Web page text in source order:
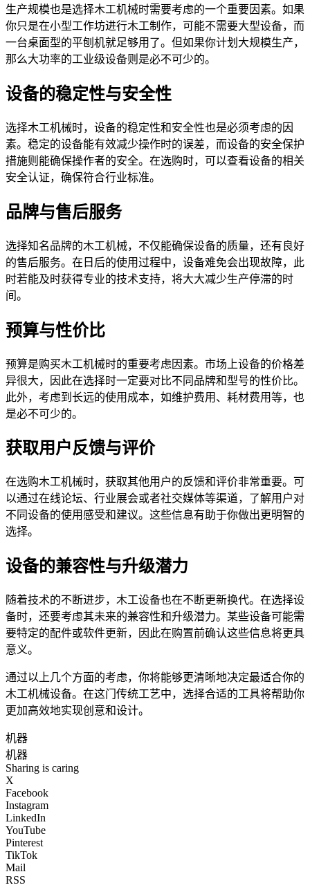
生产规模也是选择木工机械时需要考虑的一个重要因素。如果
你只是在小型工作坊进行木工制作，可能不需要大型设备，而
一台桌面型的平刨机就足够用了。但如果你计划大规模生产，
那么大功率的工业级设备则是必不可少的。
设备的稳定性与安全性
选择木工机械时，设备的稳定性和安全性也是必须考虑的因
素。稳定的设备能有效减少操作时的误差，而设备的安全保护
措施则能确保操作者的安全。在选购时，可以查看设备的相关
安全认证，确保符合行业标准。
品牌与售后服务
选择知名品牌的木工机械，不仅能确保设备的质量，还有良好
的售后服务。在日后的使用过程中，设备难免会出现故障，此
时若能及时获得专业的技术支持，将大大减少生产停滞的时
间。
预算与性价比
预算是购买木工机械时的重要考虑因素。市场上设备的价格差
异很大，因此在选择时一定要对比不同品牌和型号的性价比。
此外，考虑到长远的使用成本，如维护费用、耗材费用等，也
是必不可少的。
获取用户反馈与评价
在选购木工机械时，获取其他用户的反馈和评价非常重要。可
以通过在线论坛、行业展会或者社交媒体等渠道，了解用户对
不同设备的使用感受和建议。这些信息有助于你做出更明智的
选择。
设备的兼容性与升级潜力
随着技术的不断进步，木工设备也在不断更新换代。在选择设
备时，还要考虑其未来的兼容性和升级潜力。某些设备可能需
要特定的配件或软件更新，因此在购置前确认这些信息将更具
意义。
通过以上几个方面的考虑，你将能够更清晰地决定最适合你的
木工机械设备。在这门传统工艺中，选择合适的工具将帮助你
更加高效地实现创意和设计。
机器
机器
Sharing is caring
X
Facebook
Instagram
LinkedIn
YouTube
Pinterest
TikTok
Mail
RSS